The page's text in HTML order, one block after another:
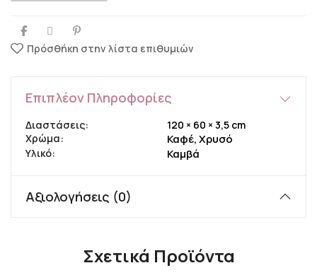
Πρόσθήκη στην λίστα επιθυμιών
Επιπλέον Πληροφορίες
Διαστάσεις
120 × 60 × 3,5 cm
Χρώμα
Καφέ, Χρυσό
Υλικό Καμβά
Αξιολογήσεις (0)
Σχετικά Προϊόντα